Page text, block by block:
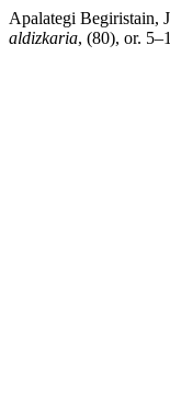
Apalategi Begiristain,
aldizkaria, (80), or.